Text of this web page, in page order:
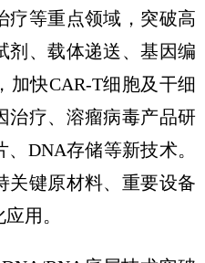
疗等重点领域，突破高
剂、载体递送、基因编
加快CAR-T细胞及干细
治疗、溶瘤病毒产品研
DNA存储等新技术。
关键原材料、重要设备
用。